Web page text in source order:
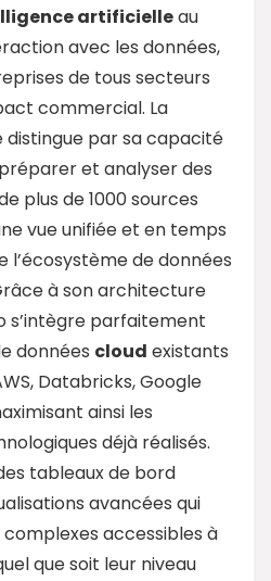
artificielleau
avec les données,
de tous secteurs
commercial. La
par sa capacité
et analyser des
plus de 1000 sources
vue unifiée et en temps
l’écosystème de données
à son architecture
s’intègre parfaitement
données cloud existants
Databricks, Google
ainsi les
déjà réalisés.
tableaux de bord
avancées qui
accessibles à
que soit leur niveau